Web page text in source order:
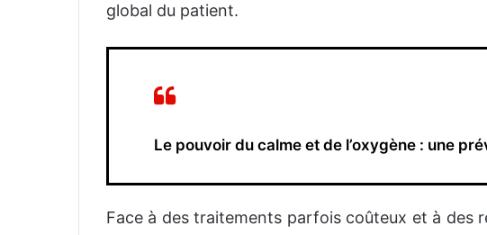
global du patient.
Le pouvoir du calme et de l’oxygène : une
Face à des traitements parfois coûteux et à des